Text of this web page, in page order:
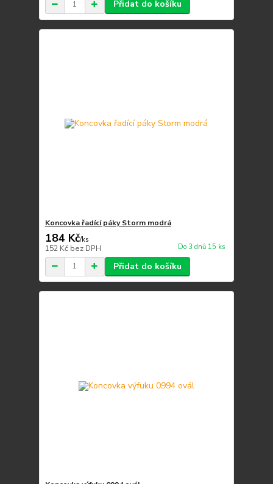
Přidat do košíku
Koncovka řadící páky Storm modrá
184 Kč/ks
152 Kč bez DPH Do 3 dnů 15 ks
Přidat do košíku